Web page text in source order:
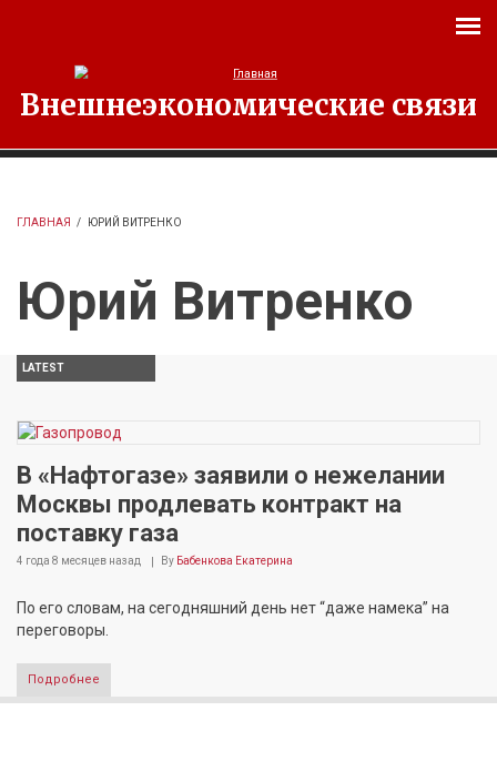
Внешнеэкономические связи
ГЛАВНАЯ / ЮРИЙ ВИТРЕНКО
Юрий Витренко
LATEST
В «Нафтогазе» заявили о нежелании
Москвы продлевать контракт на
поставку газа
4 года 8 месяцев назад By Бабенкова Екатерина
По его словам, на сегодняшний день нет “даже намека” на
переговоры.
Подробнее